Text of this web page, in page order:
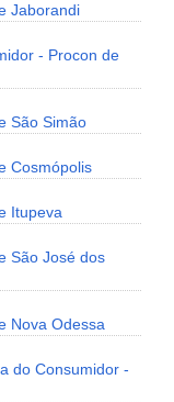
Jaborandi
- Procon de
São Simão
Cosmópolis
Itupeva
São José dos
Nova Odessa
do Consumidor -